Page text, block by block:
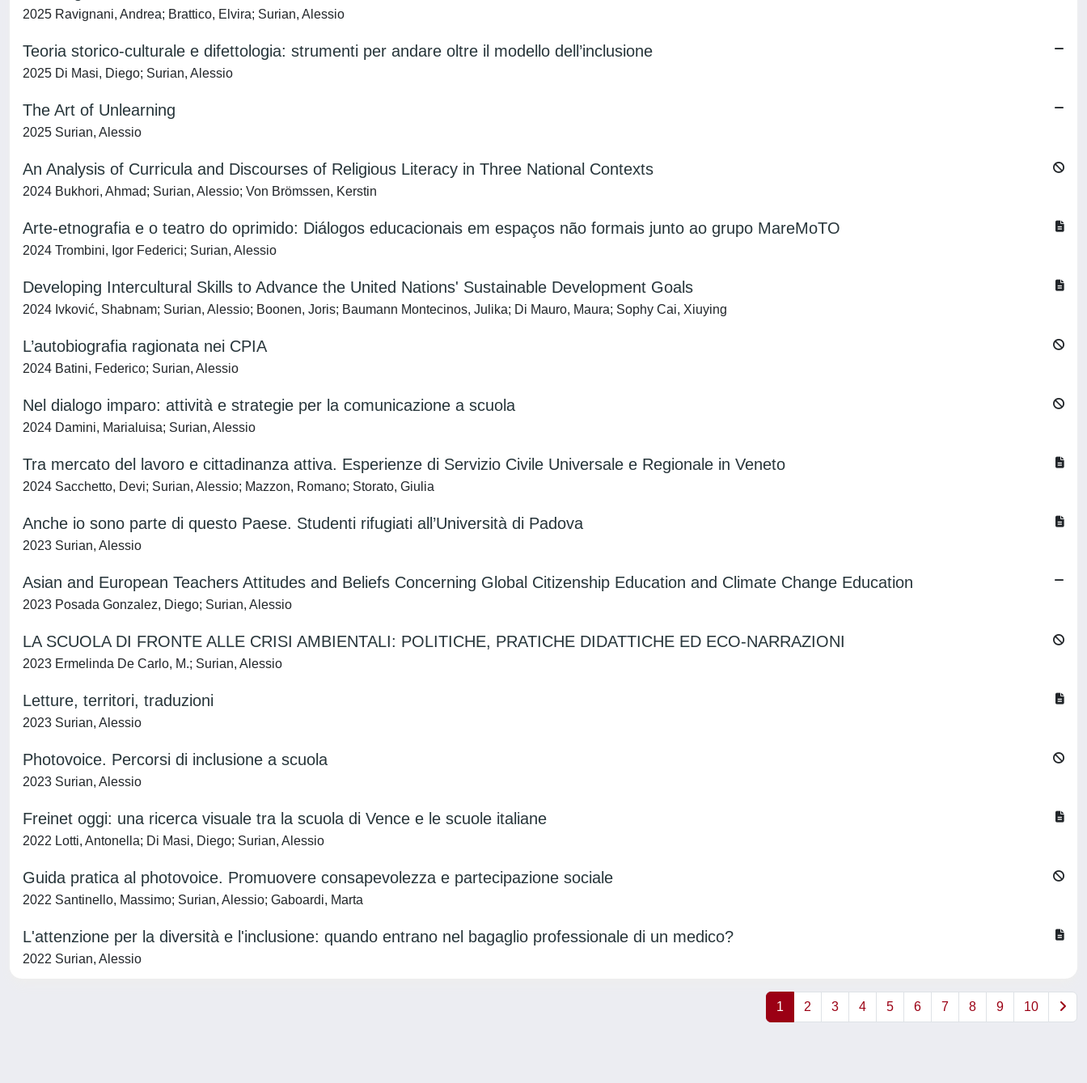
2025 Ravignani, Andrea; Brattico, Elvira; Surian, Alessio
Teoria storico-culturale e difettologia: strumenti per andare oltre il modello dell’inclusione
2025 Di Masi, Diego; Surian, Alessio
The Art of Unlearning
2025 Surian, Alessio
An Analysis of Curricula and Discourses of Religious Literacy in Three National Contexts
2024 Bukhori, Ahmad; Surian, Alessio; Von Brömssen, Kerstin
Arte-etnografia e o teatro do oprimido: Diálogos educacionais em espaços não formais junto ao grupo MareMoTO
2024 Trombini, Igor Federici; Surian, Alessio
Developing Intercultural Skills to Advance the United Nations' Sustainable Development Goals
2024 Ivković, Shabnam; Surian, Alessio; Boonen, Joris; Baumann Montecinos, Julika; Di Mauro, Maura; Sophy Cai, Xiuying
L’autobiografia ragionata nei CPIA
2024 Batini, Federico; Surian, Alessio
Nel dialogo imparo: attività e strategie per la comunicazione a scuola
2024 Damini, Marialuisa; Surian, Alessio
Tra mercato del lavoro e cittadinanza attiva. Esperienze di Servizio Civile Universale e Regionale in Veneto
2024 Sacchetto, Devi; Surian, Alessio; Mazzon, Romano; Storato, Giulia
Anche io sono parte di questo Paese. Studenti rifugiati all’Università di Padova
2023 Surian, Alessio
Asian and European Teachers Attitudes and Beliefs Concerning Global Citizenship Education and Climate Change Education
2023 Posada Gonzalez, Diego; Surian, Alessio
LA SCUOLA DI FRONTE ALLE CRISI AMBIENTALI: POLITICHE, PRATICHE DIDATTICHE ED ECO-NARRAZIONI
2023 Ermelinda De Carlo, M.; Surian, Alessio
Letture, territori, traduzioni
2023 Surian, Alessio
Photovoice. Percorsi di inclusione a scuola
2023 Surian, Alessio
Freinet oggi: una ricerca visuale tra la scuola di Vence e le scuole italiane
2022 Lotti, Antonella; Di Masi, Diego; Surian, Alessio
Guida pratica al photovoice. Promuovere consapevolezza e partecipazione sociale
2022 Santinello, Massimo; Surian, Alessio; Gaboardi, Marta
L'attenzione per la diversità e l'inclusione: quando entrano nel bagaglio professionale di un medico?
2022 Surian, Alessio
1 2 3 4 5 6 7 8 9 10